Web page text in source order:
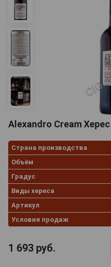
Alexandro Cream
Страна производства
Объём
Градус
Виды хереса
Артикул
Условия продаж
1 693 руб.